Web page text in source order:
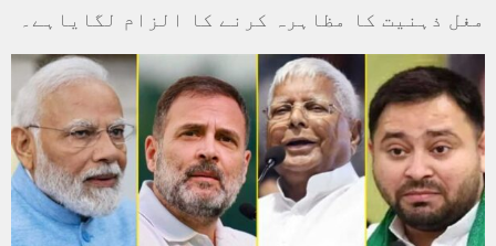
مغل ذہنیت کا مظاہرہ کرنے کا الزام لگایاہے۔